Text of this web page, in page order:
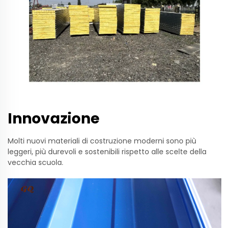
Innovazione
Molti nuovi materiali di costruzione moderni sono più
leggeri, più durevoli e sostenibili rispetto alle scelte della
vecchia scuola.